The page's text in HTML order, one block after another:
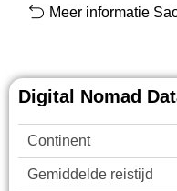
Meer informatie
Digital Nomad
Continent
Gemiddelde reistijd